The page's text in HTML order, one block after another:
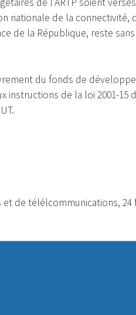
nationale de la connectivité,
de la République, reste sans
du fonds de
instructions de la loi 2001-15
de télélcommunications, 24